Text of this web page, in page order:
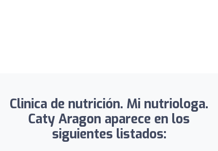
Clinica de nutrición. Mi nutriologa.
Caty Aragon aparece en los
siguientes listados: